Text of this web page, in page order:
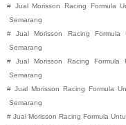
# Jual Morisson Racing Formula
Semarang
#
Jual Morisson Racing
Semarang
#
Jual Morisson Racing
Semarang
# Jual Morisson Racing Formula
Semarang
# Jual Morisson Racing Formula